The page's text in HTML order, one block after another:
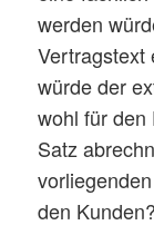
werden
Vertragstext
würde der
wohl für den
Satz
den Kunden?